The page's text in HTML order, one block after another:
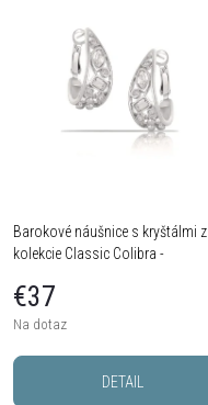
Barokové náušnice s kryštálmi z
kolekcie Classic Colibra -
€37
Na dotaz
DETAIL